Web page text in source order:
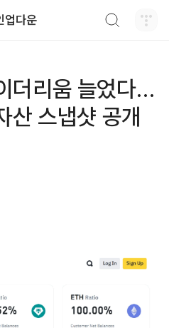
업다운
더리움 늘었다…
산 스냅샷 공개